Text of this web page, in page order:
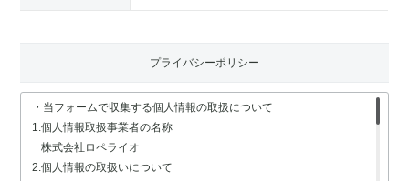
プライバシーポリシー
・当フォームで収集する個人情報の取扱について
1.個人情報取扱事業者の名称
株式会社ロペライオ
2.個人情報の取扱いについて